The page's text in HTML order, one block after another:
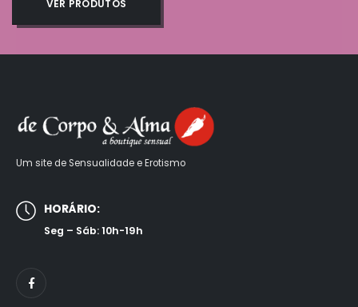
VER PRODUTOS
Um site de Sensualidade e Erotismo
HORÁRIO:
Seg – Sáb: 10h-19h